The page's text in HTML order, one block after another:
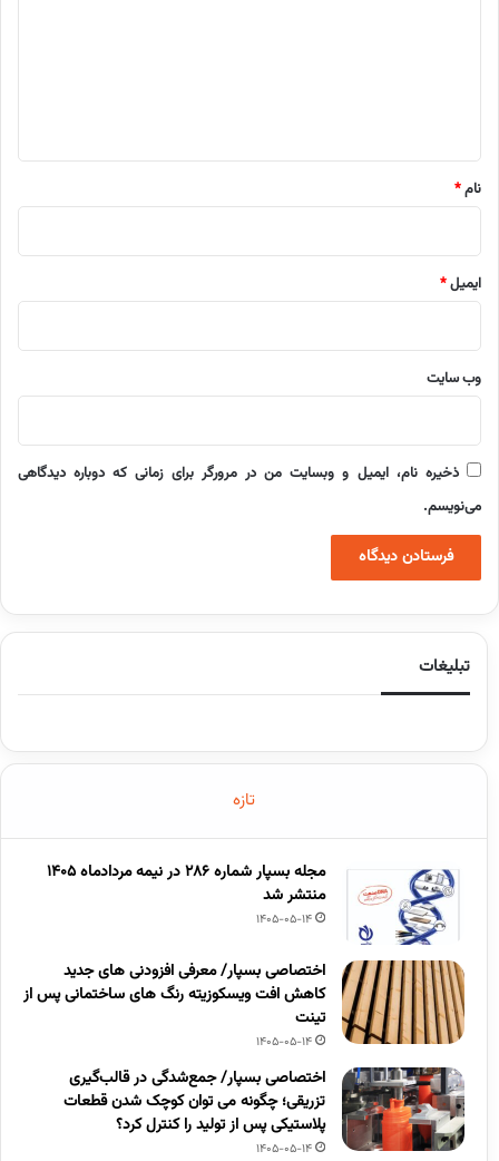
نام*
ایمیل*
وب‌ سایت
ذخیره نام، ایمیل و وبسایت من در مرورگر برای زمانی که دوباره دیدگاهی
می‌نویسم.
تبلیغات
تازه
مجله بسپار شماره 286 در نیمه مردادماه 1405
منتشر شد
1405-05-14
اختصاصی بسپار/ معرفی افزودنی های جدید
کاهش افت ویسکوزیته رنگ های ساختمانی پس از
تینت
1405-05-14
اختصاصی بسپار/ جمع‌شدگی در قالب‌گیری
تزریقی؛ چگونه می توان کوچک شدن قطعات
پلاستیکی پس از تولید را کنترل کرد؟
1405-05-14